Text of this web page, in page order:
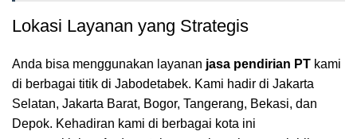
Lokasi Layanan yang Strategis
Anda bisa menggunakan layanan jasa pendirian PT kami
di berbagai titik di Jabodetabek. Kami hadir di Jakarta
Selatan, Jakarta Barat, Bogor, Tangerang, Bekasi, dan
Depok. Kehadiran kami di berbagai kota ini